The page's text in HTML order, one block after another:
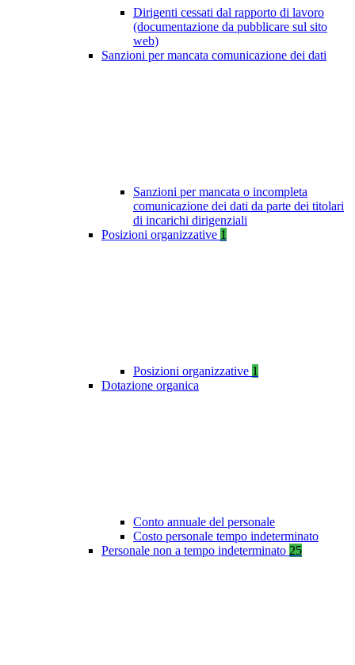
Dirigenti cessati dal rapporto di lavoro
(documentazione da pubblicare sul sito
web)
Sanzioni per mancata comunicazione dei dati
Sanzioni per mancata o incompleta
comunicazione dei dati da parte dei titolari
di incarichi dirigenziali
Posizioni organizzative 1
Posizioni organizzative 1
Dotazione organica
Conto annuale del personale
Costo personale tempo indeterminato
Personale non a tempo indeterminato 25